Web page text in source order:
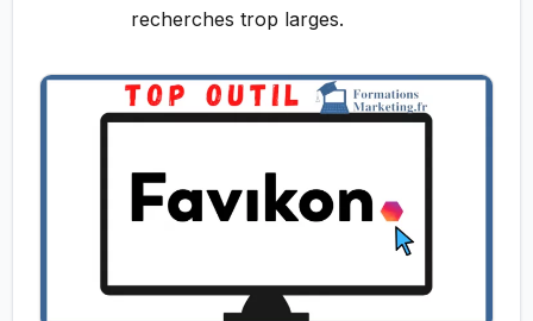
recherches trop larges.